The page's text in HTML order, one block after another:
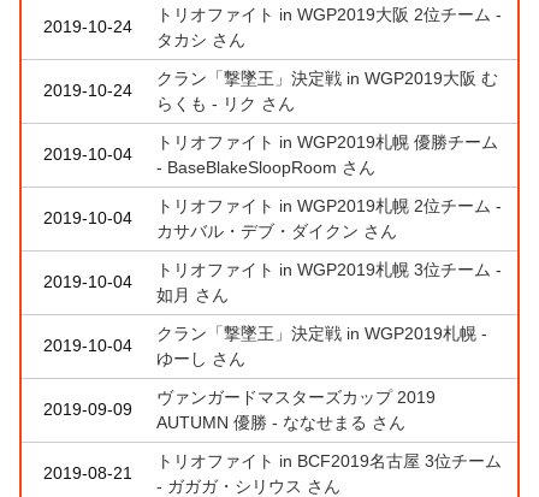
2019-10-24
トリオファイト in WGP2019大阪 2位チーム -
タカシ さん
2019-10-24
クラン「撃墜王」決定戦 in WGP2019大阪 む
らくも - リク さん
2019-10-04
トリオファイト in WGP2019札幌 優勝チーム
- BaseBlakeSloopRoom さん
2019-10-04
トリオファイト in WGP2019札幌 2位チーム -
カサバル・デブ・ダイクン さん
2019-10-04
トリオファイト in WGP2019札幌 3位チーム -
如月 さん
2019-10-04
クラン「撃墜王」決定戦 in WGP2019札幌 -
ゆーし さん
2019-09-09
ヴァンガードマスターズカップ 2019
AUTUMN 優勝 - ななせまる さん
2019-08-21
トリオファイト in BCF2019名古屋 3位チーム
- ガガガ・シリウス さん